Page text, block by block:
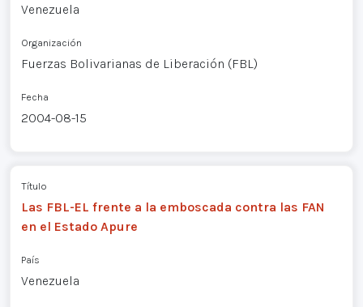
Venezuela
Organización
Fuerzas Bolivarianas de Liberación (FBL)
Fecha
2004-08-15
Título
Las FBL-EL frente a la emboscada contra las FAN
en el Estado Apure
País
Venezuela